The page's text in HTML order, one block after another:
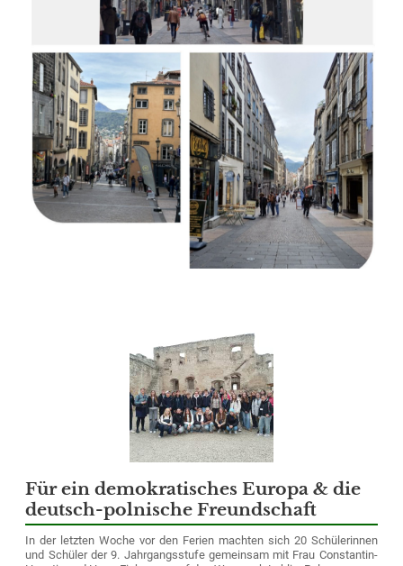
Für ein demokratisches Europa & die
deutsch-polnische Freundschaft
In der letzten Woche vor den Ferien machten sich 20 Schülerinnen
und Schüler der 9. Jahrgangsstufe gemeinsam mit Frau Constantin-